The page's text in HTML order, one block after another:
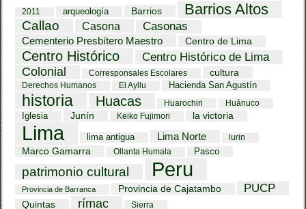
2011 arqueología Barrios Barrios Altos
Callao Casona Casonas
Cementerio Presbítero Maestro Centro de Lima
Centro Histórico
Centro Histórico de Lima
Colonial
Corresponsales Escolares cultura
Derechos Humanos El Ayllu Hacienda San Agustín
historia Huacas Huarochiri Huánuco
Iglesia Junín Keiko Fujimori la victoria
Lima lima antigua Lima Norte lurin
Marco Gamarra Ollanta Humala Pasco
patrimonio cultural Peru
Provincia de Barranca Provincia de Cajatambo PUCP
Quintas rímac Sierra